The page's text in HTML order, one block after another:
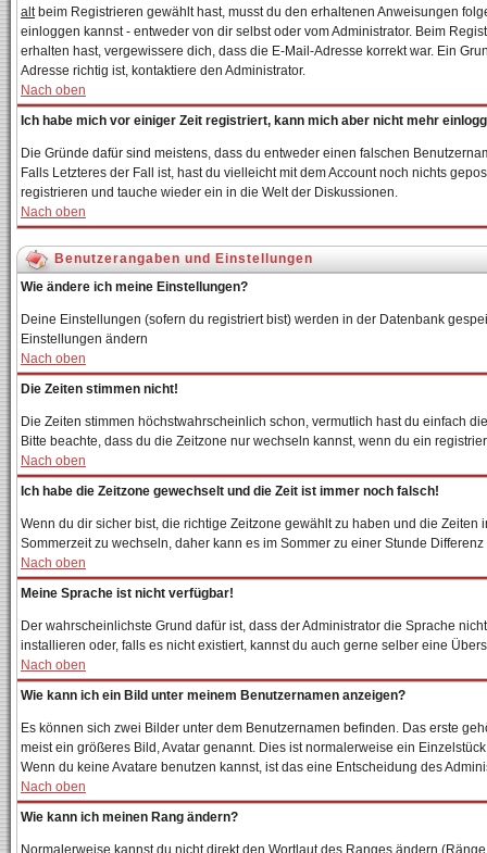
altbeim Registrieren gewählt hast, musst du den erhaltenen Anweisungen
einloggen kannst - entweder von dir selbst oder vom Administrator. Beim
erhalten hast, vergewissere dich, dass die E-Mail-Adresse korrekt war. Ein
Adresse richtig ist, kontaktiere den Administrator.
Nach oben
Ich habe mich vor einiger Zeit registriert, kann mich aber nicht mehr
Die Gründe dafür sind meistens, dass du entweder einen falschen
Falls Letzteres der Fall ist, hast du vielleicht mit dem Account noch nichts
registrieren und tauche wieder ein in die Welt der Diskussionen.
Nach oben
Benutzerangaben und Einstellungen
Wie ändere ich meine Einstellungen?
Deine Einstellungen (sofern du registriert bist) werden in der Datenbank
Einstellungen ändern
Nach oben
Die Zeiten stimmen nicht!
Die Zeiten stimmen höchstwahrscheinlich schon, vermutlich hast du einfach
Bitte beachte, dass du die Zeitzone nur wechseln kannst, wenn du ein
Nach oben
Ich habe die Zeitzone gewechselt und die Zeit ist immer noch falsch!
Wenn du dir sicher bist, die richtige Zeitzone gewählt zu haben und die
Sommerzeit zu wechseln, daher kann es im Sommer zu einer Stunde
Nach oben
Meine Sprache ist nicht verfügbar!
Der wahrscheinlichste Grund dafür ist, dass der Administrator die Sprache
installieren oder, falls es nicht existiert, kannst du auch gerne selber eine
Nach oben
Wie kann ich ein Bild unter meinem Benutzernamen anzeigen?
Es können sich zwei Bilder unter dem Benutzernamen befinden. Das erste
meist ein größeres Bild, Avatar genannt. Dies ist normalerweise ein
Wenn du keine Avatare benutzen kannst, ist das eine Entscheidung des
Nach oben
Wie kann ich meinen Rang ändern?
Normalerweise kannst du nicht direkt den Wortlaut des Ranges ändern